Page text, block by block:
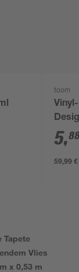
toom
1,2 x
Tape
5,
59,99
Tapete
Vlies
x 0,53 m